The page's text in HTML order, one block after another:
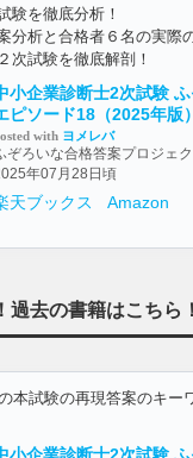
験を徹底分析！
分析と合格者６名の実際
次試験を徹底解剖！
小企業診断士2次試験
ピソード18（2025年版）
with ヨメレバ
ぞろいな合格答案プロジェ
年07月28日頃
天ブックス Amazon
過去の書籍はこちら！
本試験の再現答案のキー
小企業診断士2次試験